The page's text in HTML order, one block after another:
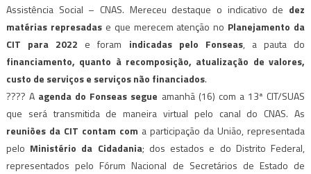
Assistência Social – CNAS. Mereceu destaque o indicativo de dez
matérias represadase que merecem atenção no Planejamento da
CIT para 2022 e foram indicadas pelo Fonseas, a pauta do
financiamento, quanto à recomposição, atualização de valores,
custo de serviços e serviços não financiados.
???? A agenda do Fonseas segue amanhã (16) com a 13ª CIT/SUAS
que será transmitida de maneira virtual pelo canal do CNAS. As
reuniões da CIT contam com a participação da União, representada
pelo Ministério da Cidadania; dos estados e do Distrito Federal,
representados pelo Fórum Nacional de Secretários de Estado de